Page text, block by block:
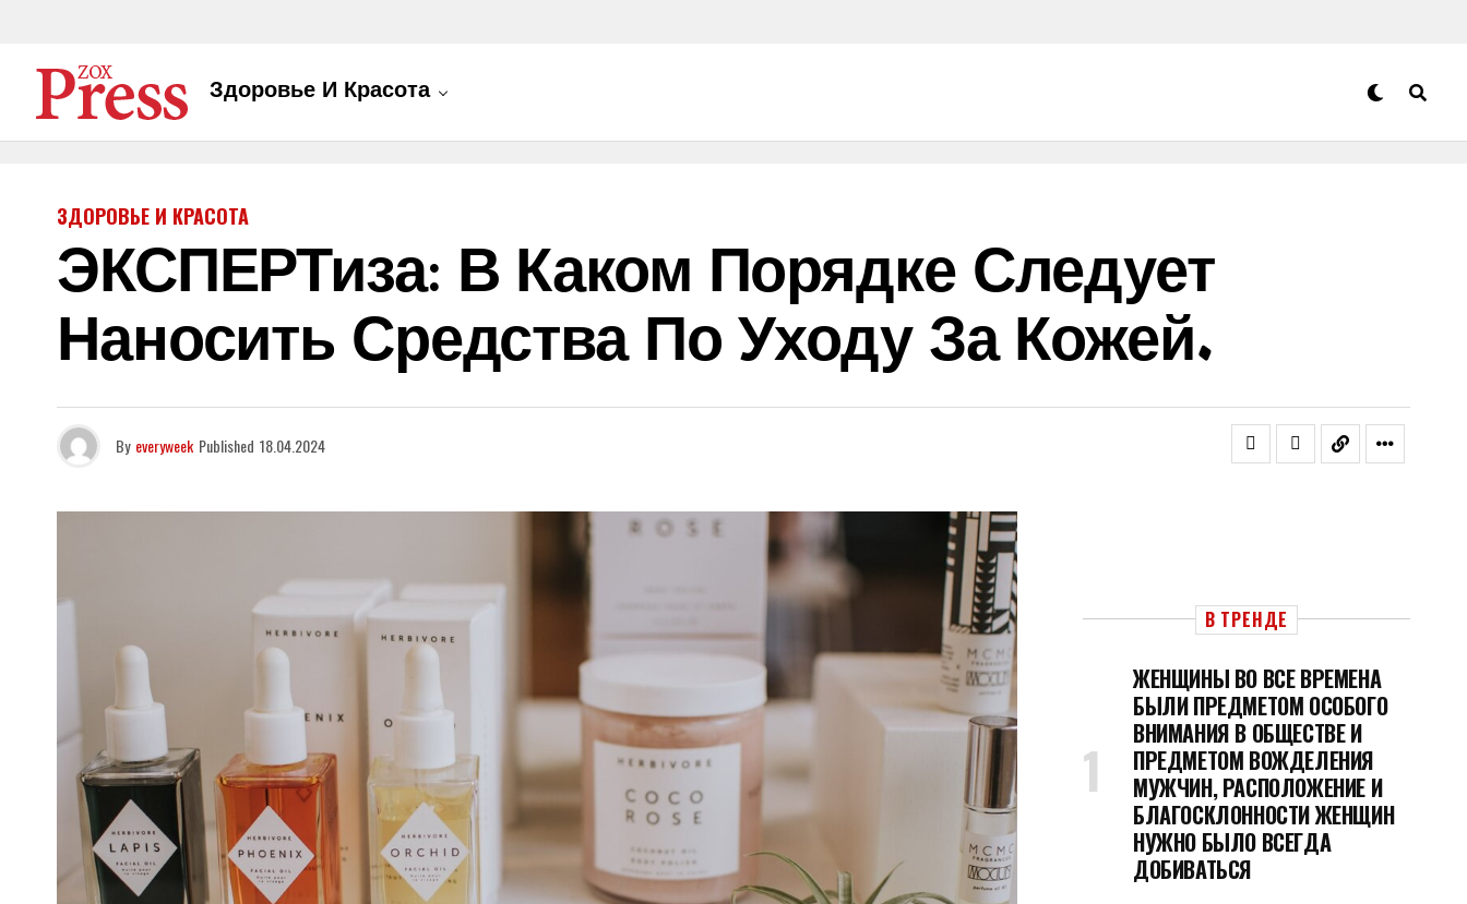
Здоровье И Красота
ЗДОРОВЬЕ И КРАСОТА
ЭКСПЕРТиза: В Каком Порядке Следует
Наносить Средства По Уходу За Кожей.
By everyweek Published 18.04.2024
В ТРЕНДЕ
ЖЕНЩИНЫ ВО ВСЕ ВРЕМЕНА
БЫЛИ ПРЕДМЕТОМ ОСОБОГО
ВНИМАНИЯ В ОБЩЕСТВЕ И
ПРЕДМЕТОМ ВОЖДЕЛЕНИЯ
МУЖЧИН, РАСПОЛОЖЕНИЕ И
БЛАГОСКЛОННОСТИ ЖЕНЩИН
НУЖНО БЫЛО ВСЕГДА
ДОБИВАТЬСЯ